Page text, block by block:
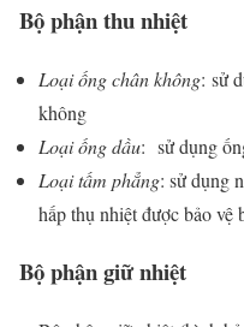
Bộ phận thu nhiệt
Loại ống chân không: sử
không
Loại ống dầu: sử dụng
Loại tấm phẳng: sử dụng
hấp thụ nhiệt được bảo
Bộ phận giữ nhiệt